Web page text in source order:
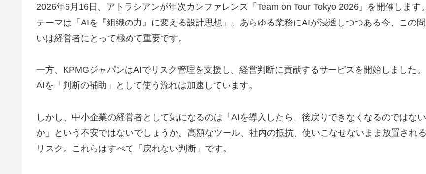
2026年6月16日、アトラシアンが年次カンファレンス「Team on Tour Tokyo 2026」を開催します。
テーマは「AIを『組織の力』に変える設計思想」。あらゆる業務にAIが浸透しつつある今、この問
いは経営者にとって極めて重要です。
一方、KPMGジャパンはAIでリスク管理を支援し、経営判断に貢献するサービスを開始しました。
AIを「判断の補助」として使う流れは加速しています。
しかし、中小企業の経営者として気になるのは「AIを導入したら、後戻りできなくなるのではない
か」という不安ではないでしょうか。高額なツール、社内の抵抗、使いこなせないまま放置される
リスク。これらはすべて「戻れない判断」です。